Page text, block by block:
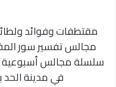
مقتطفات وفوائد
مجالس تفسير سور
سلسلة مجالس أسبوعية
في مدينة الحد